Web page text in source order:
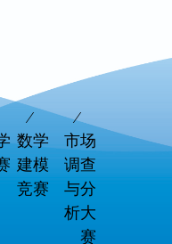
数学
建模
竞赛
市场
调查
与分
析大
赛